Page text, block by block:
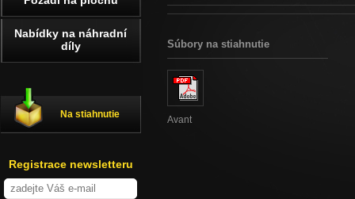
Súbory na stiahnutie
Avant
Nabídky na náhradní
díly
Na stiahnutie
Registrace newsletteru